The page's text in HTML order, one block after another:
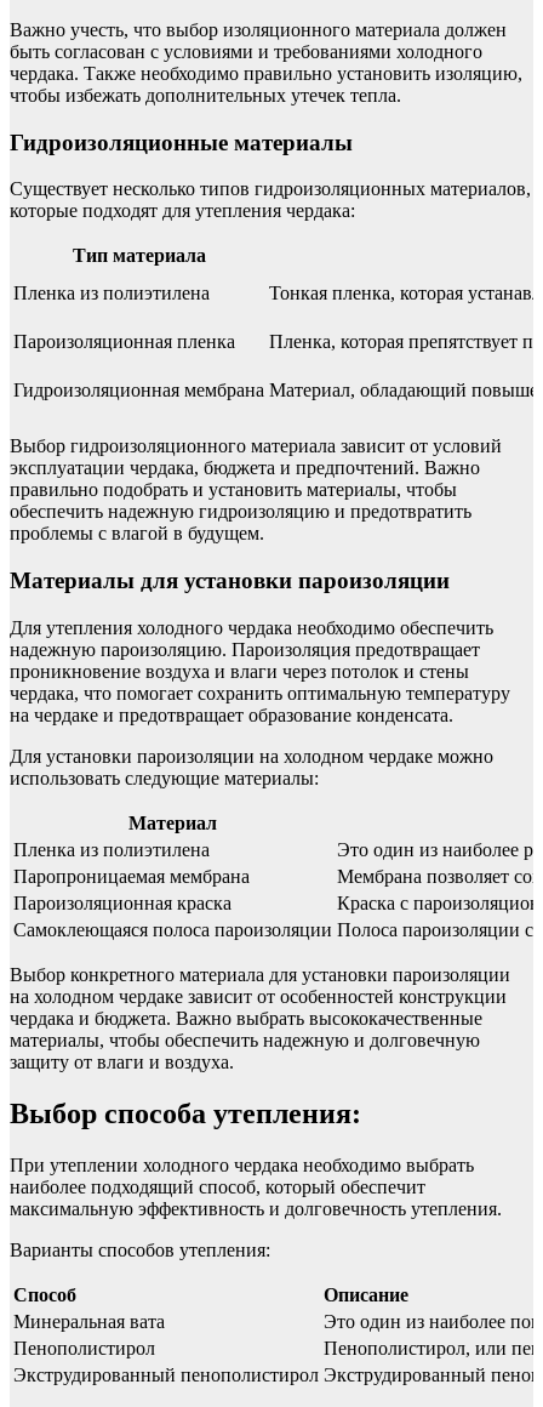
Важно учесть, что выбор изоляционного материала должен
быть согласован с условиями и требованиями холодного
чердака. Также необходимо правильно установить изоляцию,
чтобы избежать дополнительных утечек тепла.
Гидроизоляционные материалы
Существует несколько типов гидроизоляционных материалов,
которые подходят для утепления чердака:
Тип материала
Пленка из полиэтилена
Тонкая пленка, которая
Пароизоляционная пленка Пленка, которая препятствует
Гидроизоляционная мембрана Материал, обладающий
Выбор гидроизоляционного материала зависит от условий
эксплуатации чердака, бюджета и предпочтений. Важно
правильно подобрать и установить материалы, чтобы
обеспечить надежную гидроизоляцию и предотвратить
проблемы с влагой в будущем.
Материалы для установки пароизоляции
Для утепления холодного чердака необходимо обеспечить
надежную пароизоляцию. Пароизоляция предотвращает
проникновение воздуха и влаги через потолок и стены
чердака, что помогает сохранить оптимальную температуру
на чердаке и предотвращает образование конденсата.
Для установки пароизоляции на холодном чердаке можно
использовать следующие материалы:
Материал
Пленка из полиэтилена
Это один из наиболее
Паропроницаемая мембрана
Мембрана позволяет
Пароизоляционная краска
Краска с
Самоклеющаяся полоса пароизоляции Полоса пароизоляции с
Выбор конкретного материала для установки пароизоляции
на холодном чердаке зависит от особенностей конструкции
чердака и бюджета. Важно выбрать высококачественные
материалы, чтобы обеспечить надежную и долговечную
защиту от влаги и воздуха.
Выбор способа утепления:
При утеплении холодного чердака необходимо выбрать
наиболее подходящий способ, который обеспечит
максимальную эффективность и долговечность утепления.
Варианты способов утепления:
Способ
Описание
Минеральная вата
Это один из наиболее
Пенополистирол
Пенополистирол, или
Экструдированный пенополистирол Экструдированный